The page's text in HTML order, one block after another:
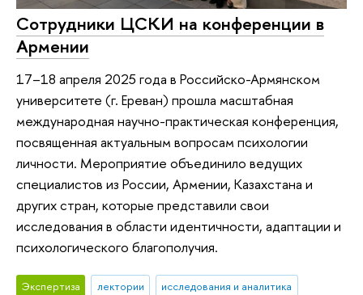
Сотрудники ЦСКИ на конференции в
Армении
17–18 апреля 2025 года в Российско-Армянском
университете (г. Ереван) прошла масштабная
международная научно-практическая конференция,
посвященная актуальным вопросам психологии
личности. Мероприятие объединило ведущих
специалистов из России, Армении, Казахстана и
других стран, которые представили свои
исследования в области идентичности, адаптации и
психологического благополучия.
Экспертиза лектории
исследования и аналитика